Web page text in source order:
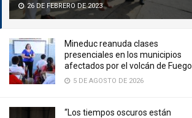
26 DE FEBRERO DE 2023
Mineduc reanuda clases
presenciales en los municipios
afectados por el volcán de Fuego
5 DE AGOSTO DE 2026
“Los tiempos oscuros están